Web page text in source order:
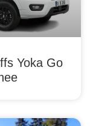
Yoka Go